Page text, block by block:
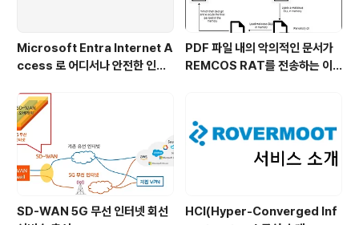
Microsoft Entra Internet A
ccess 로 어디서나 안전한 인터
PDF 파일 내의 악의적인 문서가
REMCOS RAT를 전송하는 이
SD-WAN 5G 무선 인터넷 회선
HCI(Hyper-Converged Inf